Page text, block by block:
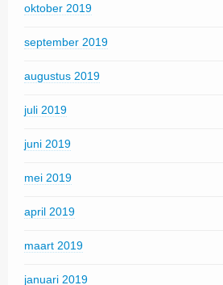
oktober 2019
september 2019
augustus 2019
juli 2019
juni 2019
mei 2019
april 2019
maart 2019
januari 2019